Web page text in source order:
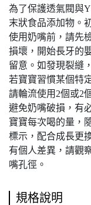
為了保護透氣閥與
末狀食品添加物。
使用奶嘴前，請先
損壞，開始長牙的
留意。如發現裂縫
若寶寶習慣某個特
請輪流使用2個或2
避免奶嘴破損，有
寶寶每次喝的量，
標示，配合成長更
有個人差異，請觀
嘴孔徑。
規格說明